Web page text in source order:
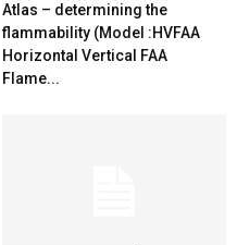
Atlas – determining the
flammability (Model :HVFAA
Horizontal Vertical FAA
Flame...